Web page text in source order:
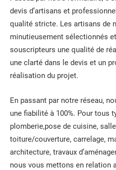
devis d’artisans et
qualité stricte. Les artisans de
minutieusement sélectionnés
souscripteurs une qualité de
une clarté dans le devis et un
réalisation du projet.
En passant par notre réseau,
une fiabilité à 100%. Pour tous
plomberie,pose de cuisine,
toiture/couverture, carrelage,
architecture, travaux
nous vous mettons en relation